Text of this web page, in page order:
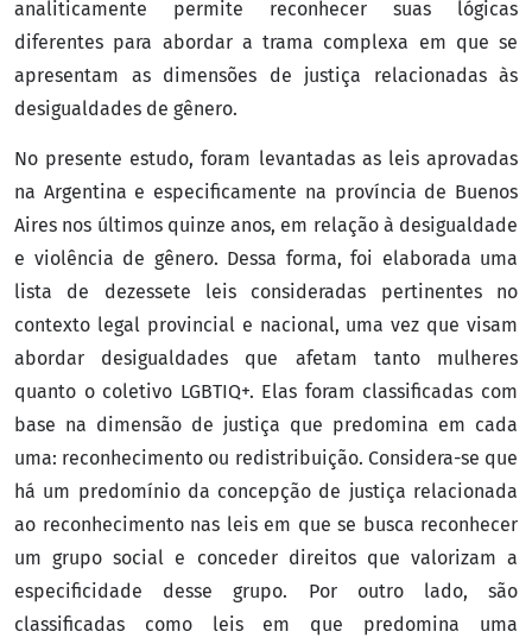
analiticamente permite reconhecer suas lógicas
diferentes para abordar a trama complexa em que se
apresentam as dimensões de justiça relacionadas às
desigualdades de gênero.
No presente estudo, foram levantadas as leis aprovadas
na Argentina e especificamente na província de Buenos
Aires nos últimos quinze anos, em relação à desigualdade
e violência de gênero. Dessa forma, foi elaborada uma
lista de dezessete leis consideradas pertinentes no
contexto legal provincial e nacional, uma vez que visam
abordar desigualdades que afetam tanto mulheres
quanto o coletivo LGBTIQ+. Elas foram classificadas com
base na dimensão de justiça que predomina em cada
uma: reconhecimento ou redistribuição. Considera-se que
há um predomínio da concepção de justiça relacionada
ao reconhecimento nas leis em que se busca reconhecer
um grupo social e conceder direitos que valorizam a
especificidade desse grupo. Por outro lado, são
classificadas como leis em que predomina uma